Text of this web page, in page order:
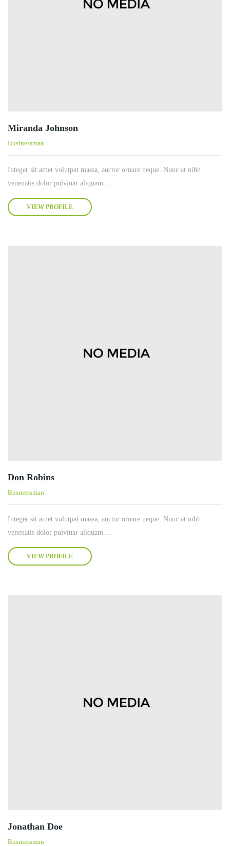
Miranda Johnson
Businessman
Integer sit amet volutpat massa, auctor ornare neque. Nunc at nibh
venenatis dolor pulvinar aliquam....
VIEW PROFILE
Don Robins
Businessman
Integer sit amet volutpat massa, auctor ornare neque. Nunc at nibh
venenatis dolor pulvinar aliquam....
VIEW PROFILE
Jonathan Doe
Businessman